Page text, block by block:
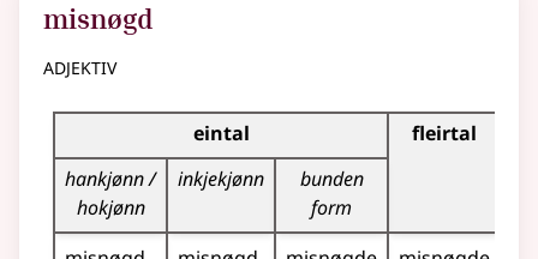
misnøgd
adjektiv
Bøyningstabell for dette adjektivet
eintal
fleirtal
hankjønn /
hokjønn
inkjekjønn
bunden
form